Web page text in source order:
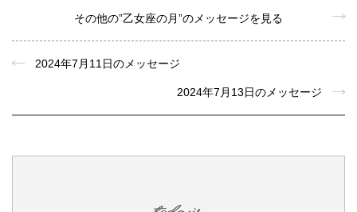
その他の”乙女座の月”のメッセージを見る
2024年7月11日のメッセージ
2024年7月13日のメッセージ